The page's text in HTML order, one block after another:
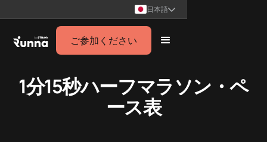
日本語
ご参加ください
1分15秒ハーフマラソン・ペ
ース表